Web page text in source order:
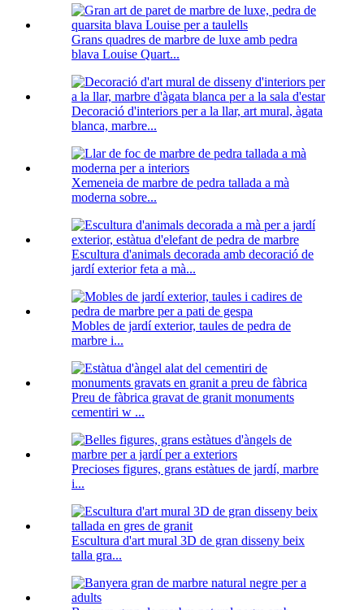
Grans quadres de marbre de luxe amb pedra
blava Louise Quart...
Decoració d'interiors per a la llar, art mural, àgata
blanca, marbre...
Xemeneia de marbre de pedra tallada a mà
moderna sobre...
Escultura d'animals decorada amb decoració de
jardí exterior feta a mà...
Mobles de jardí exterior, taules de pedra de
marbre i...
Preu de fàbrica gravat de granit monuments
cementiri w ...
Precioses figures, grans estàtues de jardí, marbre
i...
Escultura d'art mural 3D de gran disseny beix
talla gra...